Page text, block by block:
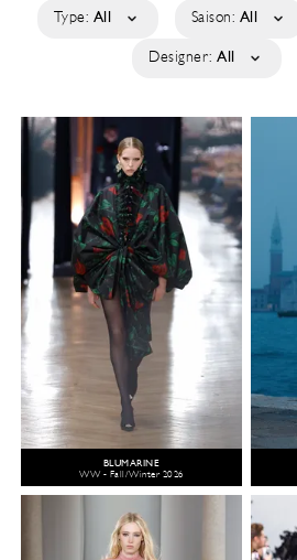
Type: All Saison: All
Designer: All
BLUMARINE
WW - Fall/Winter 2026